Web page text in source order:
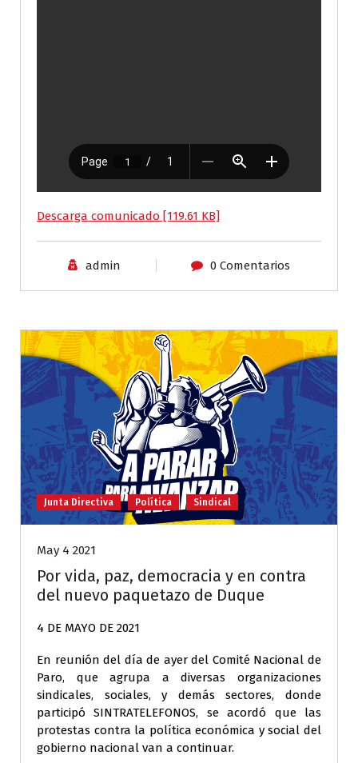
Descarga comunicado [119.61 KB]
admin 0 Comentarios
Junta Directiva Política Sindical
May 4 2021
Por vida, paz, democracia y en contra
del nuevo paquetazo de Duque
4 DE MAYO DE 2021
En reunión del día de ayer del Comité Nacional de
Paro, que agrupa a diversas organizaciones
sindicales, sociales, y demás sectores, donde
participó SINTRATELEFONOS, se acordó que las
protestas contra la política económica y social del
gobierno nacional van a continuar.